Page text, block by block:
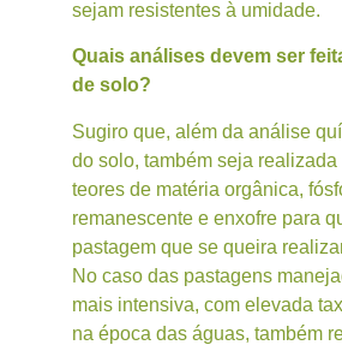
sejam resistentes à umidade.
Quais análises devem ser
de solo?
Sugiro que, além da análise
do solo, também seja
teores de matéria orgânica,
remanescente e enxofre para
pastagem que se queira
No caso das pastagens
mais intensiva, com elevada
na época das águas, também